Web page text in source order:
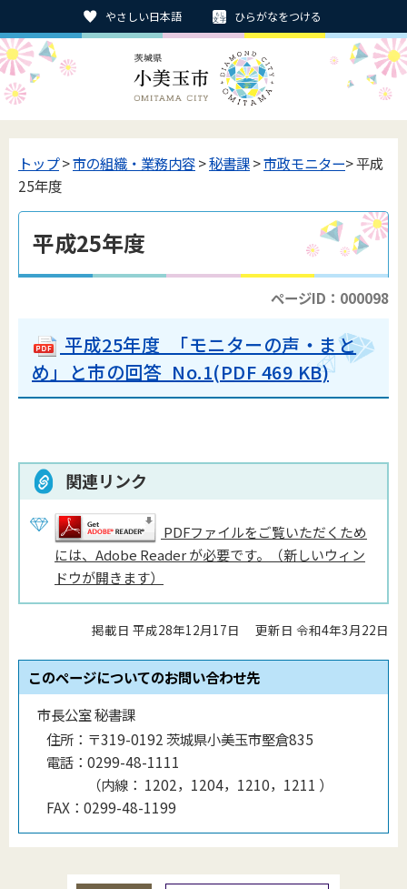
やさしい日本語 ひらがなをつける
トップ>市の組織・業務内容>秘書課>市政モニター> 平成
25年度
平成25年度
ページID：000098
平成25年度 「モニターの声・まと
め」と市の回答 No.1(PDF 469 KB)
関連リンク
PDFファイルをご覧いただくため
には、Adobe Reader が必要です。（新しいウィン
ドウが開きます）
掲載日 平成28年12月17日 更新日 令和4年3月22日
このページについてのお問い合わせ先
市長公室 秘書課
住所： 〒319-0192 茨城県小美玉市堅倉835
電話： 0299-48-1111
（内線 ： 1202，1204，1210，1211 ）
FAX： 0299-48-1199